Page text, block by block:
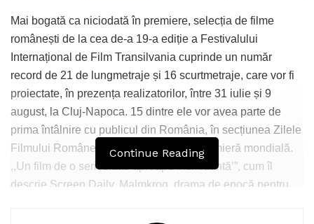
Mai bogată ca niciodată în premiere, selecția de filme
românești de la cea de-a 19-a ediție a Festivalului
Internațional de Film Transilvania cuprinde un număr
record de 21 de lungmetraje și 16 scurtmetraje, care vor fi
proiectate, în prezența realizatorilor, între 31 iulie și 9
august, la Cluj-Napoca. 15 dintre ele vor avea parte de
prima întâlnire cu publicul din România, în secțiunea Zilele
Filmului Românesc, iar șapte vor fi în premieră mondială.
,,Un film de o seriozitate aproape intimidantă’”, cum îl
descrie Screen Daily, Malmkrog, drama de epocă pentru
Encounters la Berlinale, se va vedea pentru prima dată în
Continue Reading